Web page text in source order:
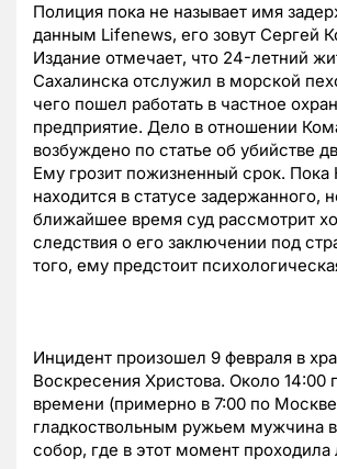
Полиция пока не называет имя
данным Lifenews, его зовут Сергей
Издание отмечает, что 24-летний
Сахалинска отслужил в морской
чего пошел работать в частное
предприятие. Дело в отношении
возбуждено по статье об убийстве
Ему грозит пожизненный срок. Пока
находится в статусе задержанного,
ближайшее время суд рассмотрит
следствия о его заключении под
того, ему предстоит
Инцидент произошел 9 февраля в
Воскресения Христова. Около 14:00
времени (примерно в 7:00 по
гладкоствольным ружьем мужчина
собор, где в этот момент проходила